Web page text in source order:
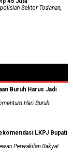
Sektor Todanan,
Buruh Harus Jadi
Hari Buruh
LKPJ Bupati
Perwakilan Rakyat